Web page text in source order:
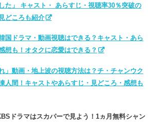
た」 キャスト・ あらすじ・視聴率30％突破の
どころも紹介
国ドラマ・動画視聴はできる？キャスト・あら
想も！オタクに恋愛はできる？
」動画・地上波の視聴方法は？チ・チャンウク
人間！キャストやあらすじ・見どころ・感想も
カパーで見よう！1ヵ月無料シャン